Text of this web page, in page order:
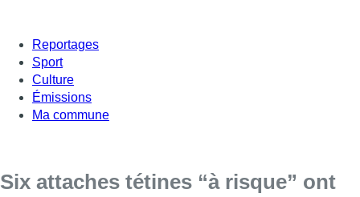
Reportages
Sport
Culture
Émissions
Ma commune
Six attaches tétines “à risque” ont